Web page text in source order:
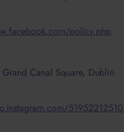
policy.php
Canal Square, Dublin